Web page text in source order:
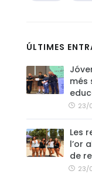
ÚLTIMES
més
23/
Les
l’or
de
23/